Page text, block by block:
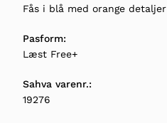
Fås i blå med orange detaljer
Pasform:
Læst Free+
Sahva varenr.:
19276